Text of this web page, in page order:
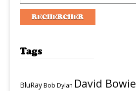
Tags
BluRayBob Dylan David Bowie